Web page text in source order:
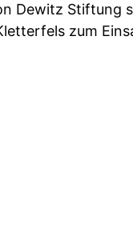
Dewitz Stiftung
zum